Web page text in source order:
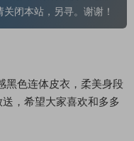
闭本站，另寻。谢谢！
黑色连体皮衣，柔美身段
，希望大家喜欢和多多